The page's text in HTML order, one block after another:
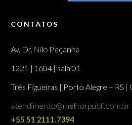
CONTATOS
Av. Dr. Nilo Peçanha
1221 | 1604 | sala 01
Três Figueiras | Porto Alegre – RS |
atendimento@melhorpubli.com.br
+55 51 2111.7394